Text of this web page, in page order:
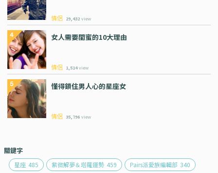
情侶 29,432 view
女人需要閨蜜的10大理由
情侶 1,514 view
懂得鎖住男人心的星座女
情侶 35,796 view
關鍵字
星座 485 紫微解夢＆塔羅運勢 459 Pairs派愛族編輯部 340